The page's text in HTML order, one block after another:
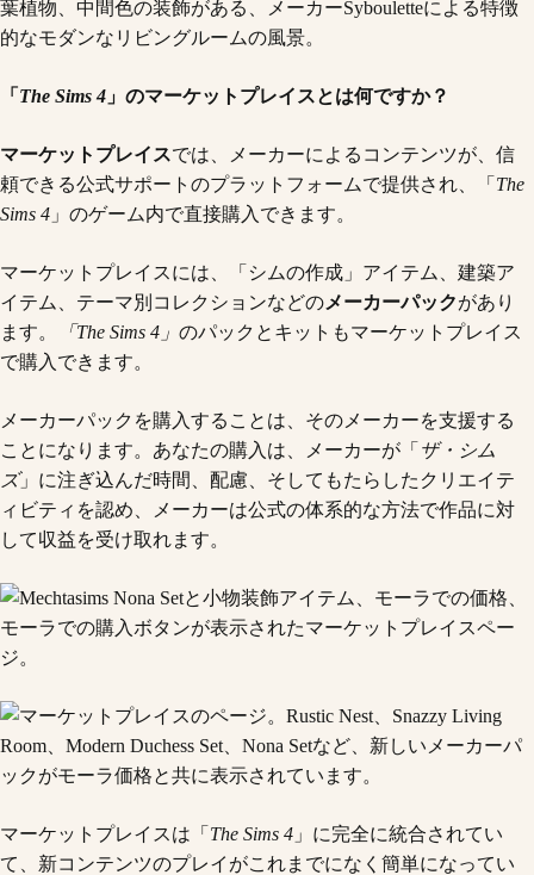
「 The Sims 4 」のマーケットプレイスとは何ですか？
マーケットプレイスでは、メーカーによるコンテンツが、信
頼できる公式サポートのプラットフォームで提供され、「 The
Sims 4 」のゲーム内で直接購入できます。
マーケットプレイスには、「シムの作成」アイテム、建築ア
イテム、テーマ別コレクションなどのメーカーパックがあり
ます。
「The Sims 4」 のパックとキットもマーケットプレイス
で購入できます。
メーカーパックを購入することは、そのメーカーを支援する
ことになります。あなたの購入は、メーカーが「 ザ・シム
ズ」に注ぎ込んだ時間、配慮、そしてもたらしたクリエイテ
ィビティを認め、メーカーは公式の体系的な方法で作品に対
して収益を受け取れます。
マーケットプレイスは「 The Sims 4 」に完全に統合されてい
て、新コンテンツのプレイがこれまでになく簡単になってい